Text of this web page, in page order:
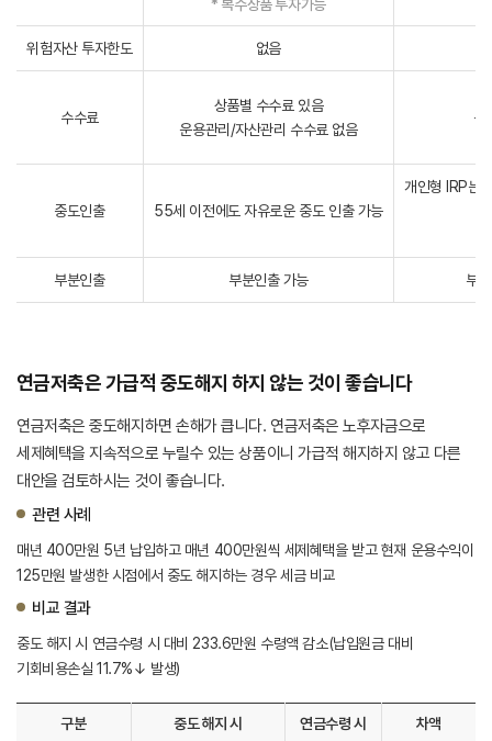
* 복수상품 투자가능
위험자산 투자한도 없음
수수료
상품별 수수료 있음
운용관리/자산관리 수수료 없음
운
중도인출 55세 이전에도 자유로운 중도 인출 가능
개인형 IRP는
부분인출 부분인출 가능 부
연금저축은 가급적 중도해지 하지 않는 것이 좋습니다
연금저축은 중도해지하면 손해가 큽니다. 연금저축은 노후자금으로
세제혜택을 지속적으로 누릴수 있는 상품이니 가급적 해지하지 않고 다른
대안을 검토하시는 것이 좋습니다.
관련 사례
매년 400만원 5년 납입하고 매년 400만원씩 세제혜택을 받고 현재 운용수익이
125만원 발생한 시점에서 중도 해지하는 경우 세금 비교
비교 결과
중도 해지 시 연금수령 시 대비 233.6만원 수령액 감소(납입원금 대비
기회비용손실 11.7%↓ 발생)
구분 중도 해지 시 연금수령 시 차액